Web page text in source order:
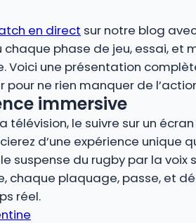
en direct sur notre blog
phase de jeu, essai, et
Voici une présentation
ne rien manquer de
immersive
le suivre sur un
d’une expérience unique
suspense du rugby par la voix
plaquage, passe, et
réel.